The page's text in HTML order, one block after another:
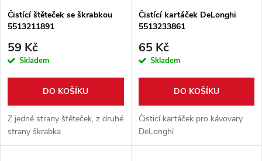
Čistící štěteček se škrabkou
5513211891
59 Kč
Skladem
DO KOŠÍKU
Z jedné strany štěteček, z druhé
strany škrabka
Čistící kartáček DeLonghi
5513233861
65 Kč
Skladem
DO KOŠÍKU
Čisticí kartáček pro kávovary
DeLonghi